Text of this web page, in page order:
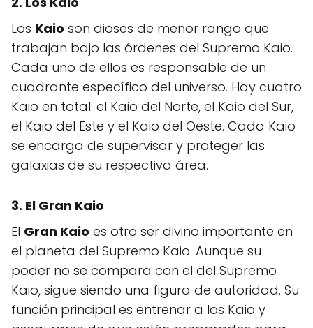
Los Kaio son dioses de menor rango que
trabajan bajo las órdenes del Supremo Kaio.
Cada uno de ellos es responsable de un
cuadrante específico del universo. Hay cuatro
Kaio en total: el Kaio del Norte, el Kaio del Sur,
el Kaio del Este y el Kaio del Oeste. Cada Kaio
se encarga de supervisar y proteger las
galaxias de su respectiva área.
3. El Gran Kaio
El Gran Kaio es otro ser divino importante en
el planeta del Supremo Kaio. Aunque su
poder no se compara con el del Supremo
Kaio, sigue siendo una figura de autoridad. Su
función principal es entrenar a los Kaio y